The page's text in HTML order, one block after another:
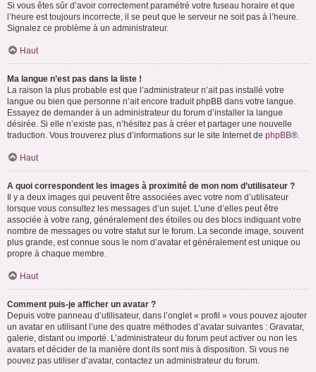
Si vous êtes sûr d’avoir correctement paramétré votre fuseau horaire et que
l’heure est toujours incorrecte, il se peut que le serveur ne soit pas à l’heure.
Signalez ce problème à un administrateur.
Haut
Ma langue n’est pas dans la liste !
La raison la plus probable est que l’administrateur n’ait pas installé votre
langue ou bien que personne n’ait encore traduit phpBB dans votre langue.
Essayez de demander à un administrateur du forum d’installer la langue
désirée. Si elle n’existe pas, n’hésitez pas à créer et partager une nouvelle
traduction. Vous trouverez plus d’informations sur le site Internet de phpBB®.
Haut
A quoi correspondent les images à proximité de mon nom d’utilisateur ?
Il y a deux images qui peuvent être associées avec votre nom d’utilisateur
lorsque vous consultez les messages d’un sujet. L’une d’elles peut être
associée à votre rang, généralement des étoiles ou des blocs indiquant votre
nombre de messages ou votre statut sur le forum. La seconde image, souvent
plus grande, est connue sous le nom d’avatar et généralement est unique ou
propre à chaque membre.
Haut
Comment puis-je afficher un avatar ?
Depuis votre panneau d’utilisateur, dans l’onglet « profil » vous pouvez ajouter
un avatar en utilisant l’une des quatre méthodes d’avatar suivantes : Gravatar,
galerie, distant ou importé. L’administrateur du forum peut activer ou non les
avatars et décider de la manière dont ils sont mis à disposition. Si vous ne
pouvez pas utiliser d’avatar, contactez un administrateur du forum.